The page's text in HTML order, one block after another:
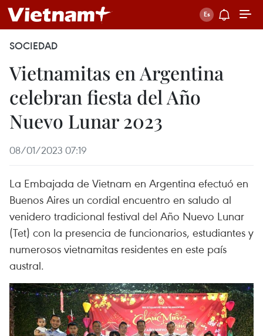
SOCIEDAD
Vietnamitas en Argentina
celebran fiesta del Año
Nuevo Lunar 2023
08/01/2023 07:19
La Embajada de Vietnam en Argentina efectuó en
Buenos Aires un cordial encuentro en saludo al
venidero tradicional festival del Año Nuevo Lunar
(Tet) con la presencia de funcionarios, estudiantes y
numerosos vietnamitas residentes en este país
austral.